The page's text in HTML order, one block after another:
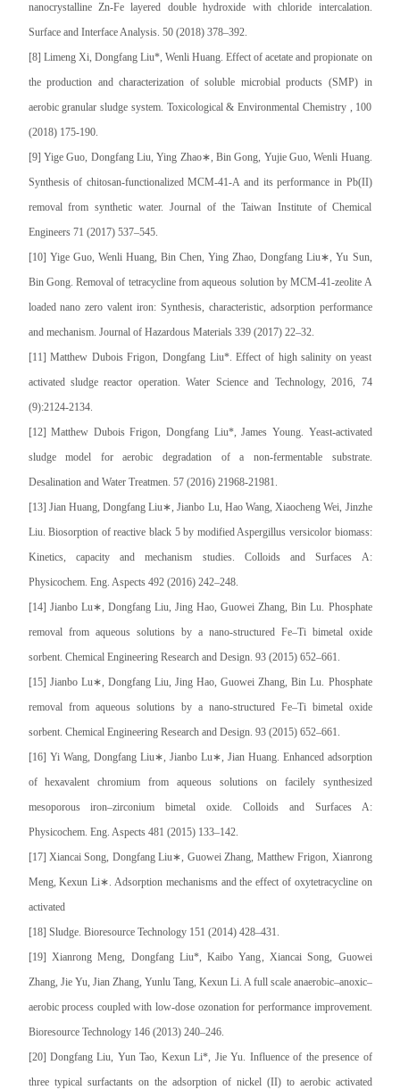
nanocrystalline Zn‐Fe layered double hydroxide with chloride intercalation.
Surface and Interface Analysis. 50 (2018) 378–392.
[8] Limeng Xi, Dongfang Liu*, Wenli Huang. Effect of acetate and propionate on
the production and characterization of soluble microbial products (SMP) in
aerobic granular sludge system. Toxicological & Environmental Chemistry , 100
(2018) 175-190.
[9] Yige Guo, Dongfang Liu, Ying Zhao∗, Bin Gong, Yujie Guo, Wenli Huang.
Synthesis of chitosan-functionalized MCM-41-A and its performance in Pb(II)
removal from synthetic water. Journal of the Taiwan Institute of Chemical
Engineers 71 (2017) 537–545.
[10] Yige Guo, Wenli Huang, Bin Chen, Ying Zhao, Dongfang Liu∗, Yu Sun,
Bin Gong. Removal of tetracycline from aqueous solution by MCM-41-zeolite A
loaded nano zero valent iron: Synthesis, characteristic, adsorption performance
and mechanism. Journal of Hazardous Materials 339 (2017) 22–32.
[11] Matthew Dubois Frigon, Dongfang Liu*. Effect of high salinity on yeast
activated sludge reactor operation. Water Science and Technology, 2016, 74
(9):2124-2134.
[12] Matthew Dubois Frigon, Dongfang Liu*, James Young. Yeast-activated
sludge model for aerobic degradation of a non-fermentable substrate.
Desalination and Water Treatmen. 57 (2016) 21968-21981.
[13] Jian Huang, Dongfang Liu∗, Jianbo Lu, Hao Wang, Xiaocheng Wei, Jinzhe
Liu. Biosorption of reactive black 5 by modified Aspergillus versicolor biomass:
Kinetics, capacity and mechanism studies. Colloids and Surfaces A:
Physicochem. Eng. Aspects 492 (2016) 242–248.
[14] Jianbo Lu∗, Dongfang Liu, Jing Hao, Guowei Zhang, Bin Lu. Phosphate
removal from aqueous solutions by a nano-structured Fe–Ti bimetal oxide
sorbent. Chemical Engineering Research and Design. 93 (2015) 652–661.
[15] Jianbo Lu∗, Dongfang Liu, Jing Hao, Guowei Zhang, Bin Lu. Phosphate
removal from aqueous solutions by a nano-structured Fe–Ti bimetal oxide
sorbent. Chemical Engineering Research and Design. 93 (2015) 652–661.
[16] Yi Wang, Dongfang Liu∗, Jianbo Lu∗, Jian Huang. Enhanced adsorption
of hexavalent chromium from aqueous solutions on facilely synthesized
mesoporous iron–zirconium bimetal oxide. Colloids and Surfaces A:
Physicochem. Eng. Aspects 481 (2015) 133–142.
[17] Xiancai Song, Dongfang Liu∗, Guowei Zhang, Matthew Frigon, Xianrong
Meng, Kexun Li∗. Adsorption mechanisms and the effect of oxytetracycline on
activated
[18] Sludge. Bioresource Technology 151 (2014) 428–431.
[19] Xianrong Meng, Dongfang Liu*, Kaibo Yang, Xiancai Song, Guowei
Zhang, Jie Yu, Jian Zhang, Yunlu Tang, Kexun Li. A full scale anaerobic–anoxic–
aerobic process coupled with low-dose ozonation for performance improvement.
Bioresource Technology 146 (2013) 240–246.
[20] Dongfang Liu, Yun Tao, Kexun Li*, Jie Yu. Influence of the presence of
three typical surfactants on the adsorption of nickel (II) to aerobic activated